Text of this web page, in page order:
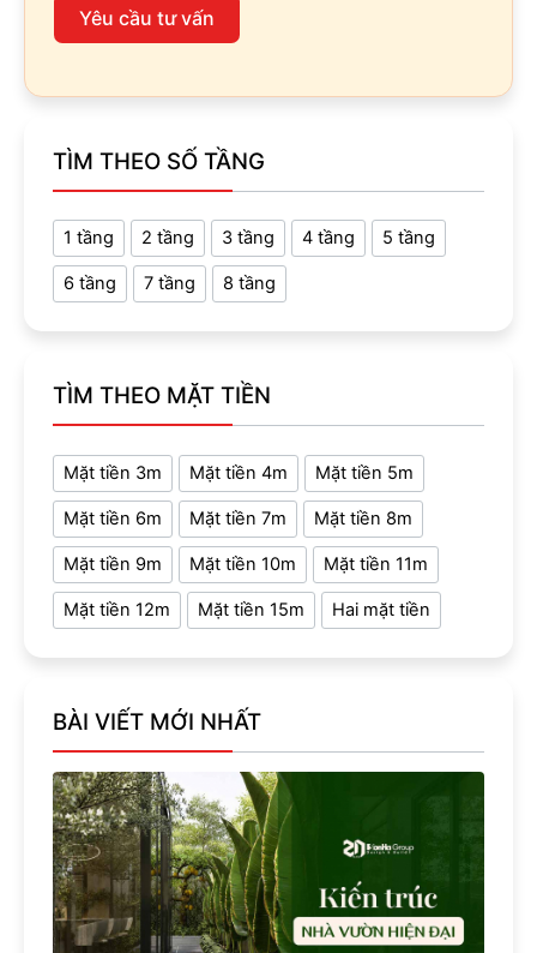
Yêu cầu tư vấn
TÌM THEO SỐ TẦNG
1 tầng 2 tầng 3 tầng 4 tầng 5 tầng
6 tầng 7 tầng 8 tầng
TÌM THEO MẶT TIỀN
Mặt tiền 3m Mặt tiền 4m Mặt tiền 5m
Mặt tiền 6m Mặt tiền 7m Mặt tiền 8m
Mặt tiền 9m Mặt tiền 10m Mặt tiền 11m
Mặt tiền 12m Mặt tiền 15m Hai mặt tiền
BÀI VIẾT MỚI NHẤT